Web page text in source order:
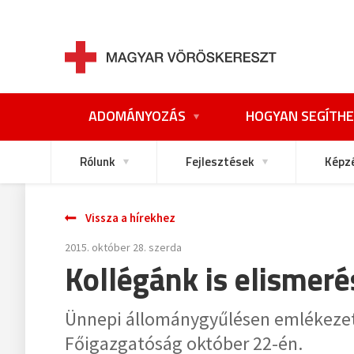
ADOMÁNYOZÁS HOGYAN
Rólunk Fejlesztések
Vissza a hírekhez
2015. október 28. szerda
Kollégánk is
Ünnepi állománygyűlésen
Főigazgatóság október 22-én.